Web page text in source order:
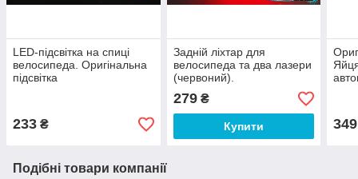
LED-підсвітка на спиці
велосипеда. Оригінальна
підсвітка
233 ₴
Задній ліхтар для
велосипеда та два лазери
(червоний).
279₴
Купити 349
Подібні товари компанії